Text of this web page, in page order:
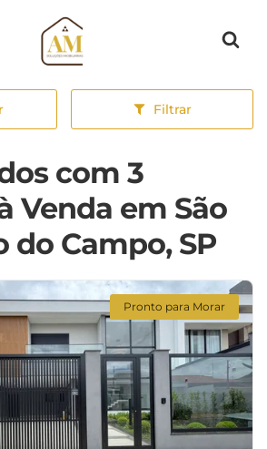
Página inicial
Filtrar
com 3
Venda em São
do Campo, SP
Pronto para Morar